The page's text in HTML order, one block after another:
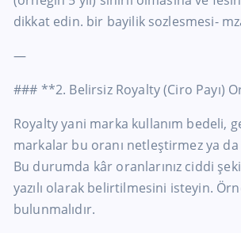
dikkat edin. bir bayilik sozlesmesi-
—
### **2. Belirsiz Royalty (Ciro Payı)
Royalty yani marka kullanım bedeli,
markalar bu oranı netleştirmez ya
Bu durumda kâr oranlarınız ciddi
yazılı olarak belirtilmesini isteyin.
bulunmalıdır.